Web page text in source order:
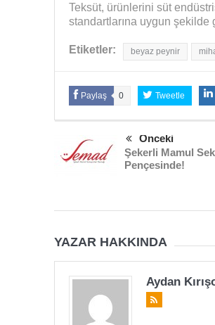
Teksüt, ürünlerini süt
standartlarına uygun şekilde
Etiketler: beyaz peynir
Paylaş 0 Tweetle
Önceki
Şekerli Mamul
Pençesinde!
YAZAR HAKKINDA
Aydan